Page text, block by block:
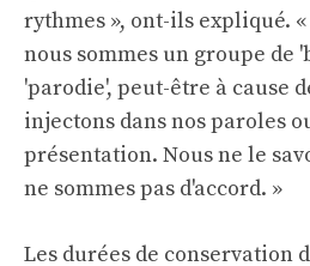
rythmes », ont-ils expliqué.
nous sommes un groupe de
'parodie', peut-être à cause
injectons dans nos paroles
présentation. Nous ne le
ne sommes pas d'accord. »
Les durées de conservation